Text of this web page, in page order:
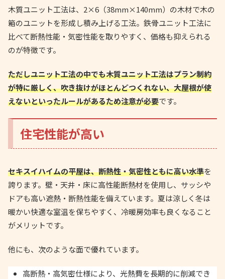
木質ユニット工法は、2×6（38mm×140mm）の木材で木の
箱のユニットを形成し積み上げる工法。鉄骨ユニット工法に
比べて断熱性能・気密性能を取りやすく、価格も抑えられる
のが特徴です。
ただしユニット工法の中でも木質ユニット工法はプラン制約
が特に厳しく、吹き抜けがほとんどつくれない、大屋根が使
えないといったルールがあるため注意が必要です。
住宅性能が高い
セキスイハイムの平屋は、断熱性・気密性ともに高い水準を
誇ります。壁・天井・床に高性能断熱材を使用し、サッシや
ドアも高い遮熱・断熱性能を備えています。夏は涼しく冬は
暖かい快適な室温を保ちやすく、冷暖房効率も良くなること
がメリットです。
他にも、次のような面で優れています。
高断熱・高気密仕様により、光熱費を長期的に削減でき